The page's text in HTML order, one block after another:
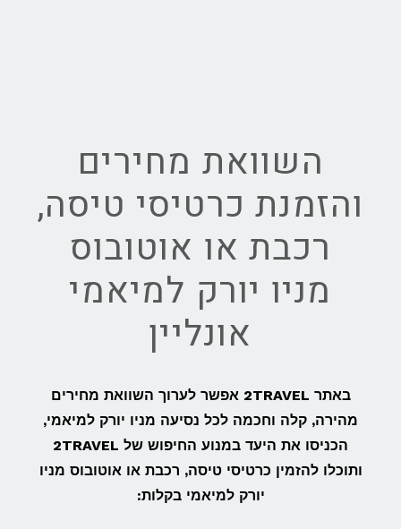
השוואת מחירים
והזמנת כרטיסי טיסה,
רכבת או אוטובוס
מניו יורק למיאמי
אונליין
באתר 2TRAVEL אפשר לערוך השוואת מחירים
מהירה, קלה וחכמה לכל נסיעה מניו יורק למיאמי,
הכניסו את היעד במנוע החיפוש של 2TRAVEL
ותוכלו להזמין כרטיסי טיסה, רכבת או אוטובוס מניו
יורק למיאמי בקלות: